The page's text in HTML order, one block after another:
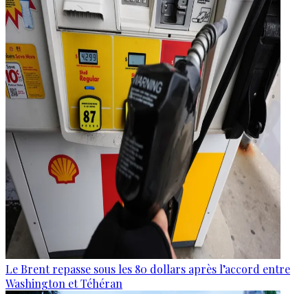
Le Brent repasse sous les 80 dollars après l’accord entre
Washington et Téhéran